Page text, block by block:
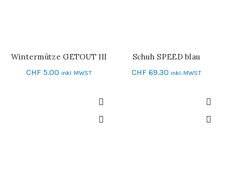
IN DEN WARENKORB
Wintermütze GETOUT III
CHF 5.00 inkl. MWST
SCHNELL-EINKAUF
Schuh SPEED blau
CHF 69.30 inkl. MWST